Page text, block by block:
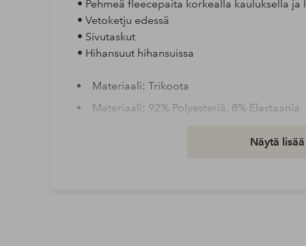
• Pehmeä fleecepaita korkealla kauluksella ja
• Vetoketju edessä
• Sivutaskut
• Hihansuut hihansuissa
Materiaali: Trikoota
Materiaali: 92% Polyesteriä, 8% Elastaania
Näytä lisää